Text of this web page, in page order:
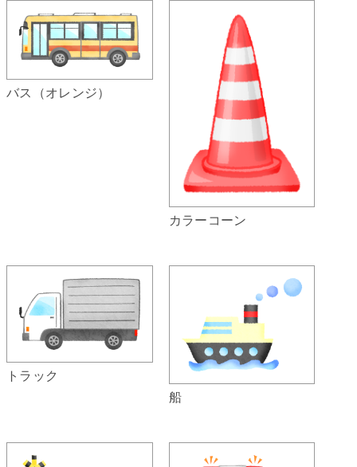
バス（オレンジ）
カラーコーン
トラック
船